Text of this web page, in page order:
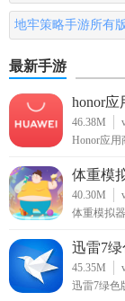
智卷精灵最新版优
1. 高效便捷：通
少用户操作时间。
2. 安全可靠：采
私。
3. 灵活定制：支
性化需求。
4. 全面兼容：支
理。
地牢策略手游所有版
最新手游
honor应
46.38M
Honor应用
体重模
40.30M
体重模拟
迅雷7绿
45.35M
迅雷7绿色